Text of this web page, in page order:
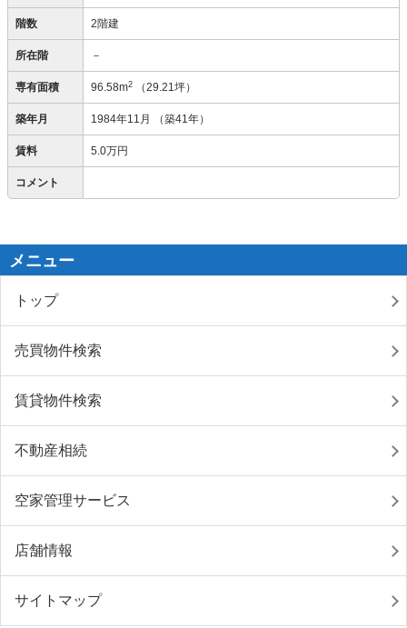
階数 2階建
所在階 －
専有面積 96.58m2 （29.21坪）
築年月 1984年11月 （築41年）
賃料 5.0万円
コメント
メニュー
トップ
売買物件検索
賃貸物件検索
不動産相続
空家管理サービス
店舗情報
サイトマップ